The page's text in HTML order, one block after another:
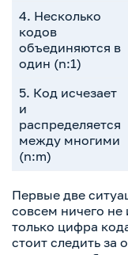
4. Несколько
кодов
объединяются в
один (n:1)
5. Код исчезает
и
распределяется
между многими
(n:m)
Первые две
совсем ничего не
только цифра
стоит следить за